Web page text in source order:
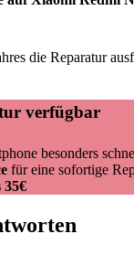
die Reparatur
verfügbar
besonders
für eine sofortige
35€